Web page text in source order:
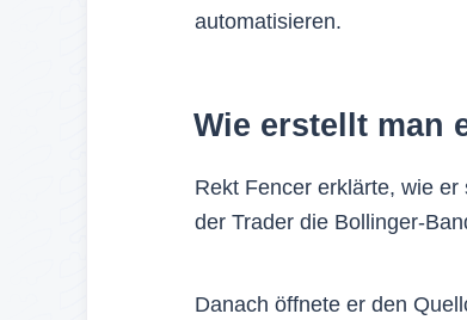
automatisieren.
Wie erstellt man
Rekt Fencer erklärte, wie
der Trader die Bollinger-
Danach öffnete er den